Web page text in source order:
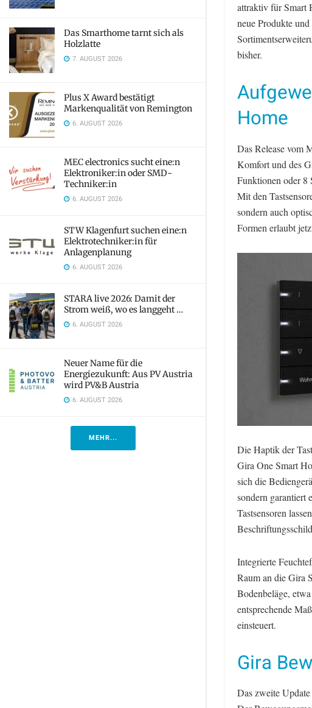
Das Smarthome tarnt sich als
Holzlatte
7. AUGUST 2026
Plus X Award bestätigt
Markenqualität von Remington
6. AUGUST 2026
MEC electronics sucht eine:n
Elektroniker:in oder SMD-
Techniker:in
6. AUGUST 2026
STW Klagenfurt suchen eine:n
Elektrotechniker:in für
Anlagenplanung
6. AUGUST 2026
STARA live 2026: Damit der
Strom weiß, wo es langgeht …
6. AUGUST 2026
Neuer Name für die
Energiezukunft: Aus PV Austria
wird PV&B Austria
6. AUGUST 2026
MEHR...
attraktiv für Smart
neue Produkte
bisher.
Home
Das Release vom
Komfort und des
Funktionen oder 8
Mit den
sondern auch
Formen erlaubt
Die Haptik der
Gira One Smart
sich die
sondern garantiert
Tastsensoren
Integrierte
Raum an die Gira
Bodenbeläge,
entsprechende
einsteuert.
Gira
Das zweite